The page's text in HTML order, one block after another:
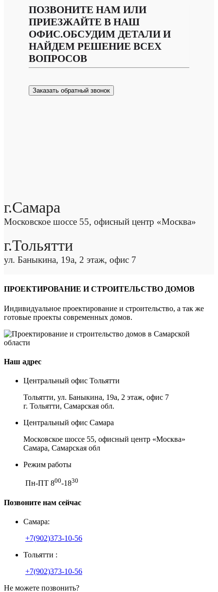
ПОЗВОНИТЕ НАМ ИЛИ
ПРИЕЗЖАЙТЕ В НАШ
ОФИС.ОБСУДИМ ДЕТАЛИ И
НАЙДЕМ РЕШЕНИЕ ВСЕХ
ВОПРОСОВ
Заказать обратный звонок
г.Самара
Московское шоссе 55, офисный центр «Москва»
г.Тольятти
ул. Баныкина, 19а, 2 этаж, офис 7
ПРОЕКТИРОВАНИЕ И СТРОИТЕЛЬСТВО ДОМОВ
Индивидуальное проектирование и строительство, а так же
готовые проекты современных домов.
Наш адрес
Центральный офис Тольятти
Тольятти, ул. Баныкина, 19а, 2 этаж, офис 7
г. Тольятти, Самарская обл.
Центральный офис Самара
Московское шоссе 55, офисный центр «Москва»
Самара, Самарская обл
Режим работы
Пн-ПТ 800-1830
Позвоните нам сейчас
Самара:
+7(902)373-10-56
Тольятти :
+7(902)373-10-56
Не можете позвонить?